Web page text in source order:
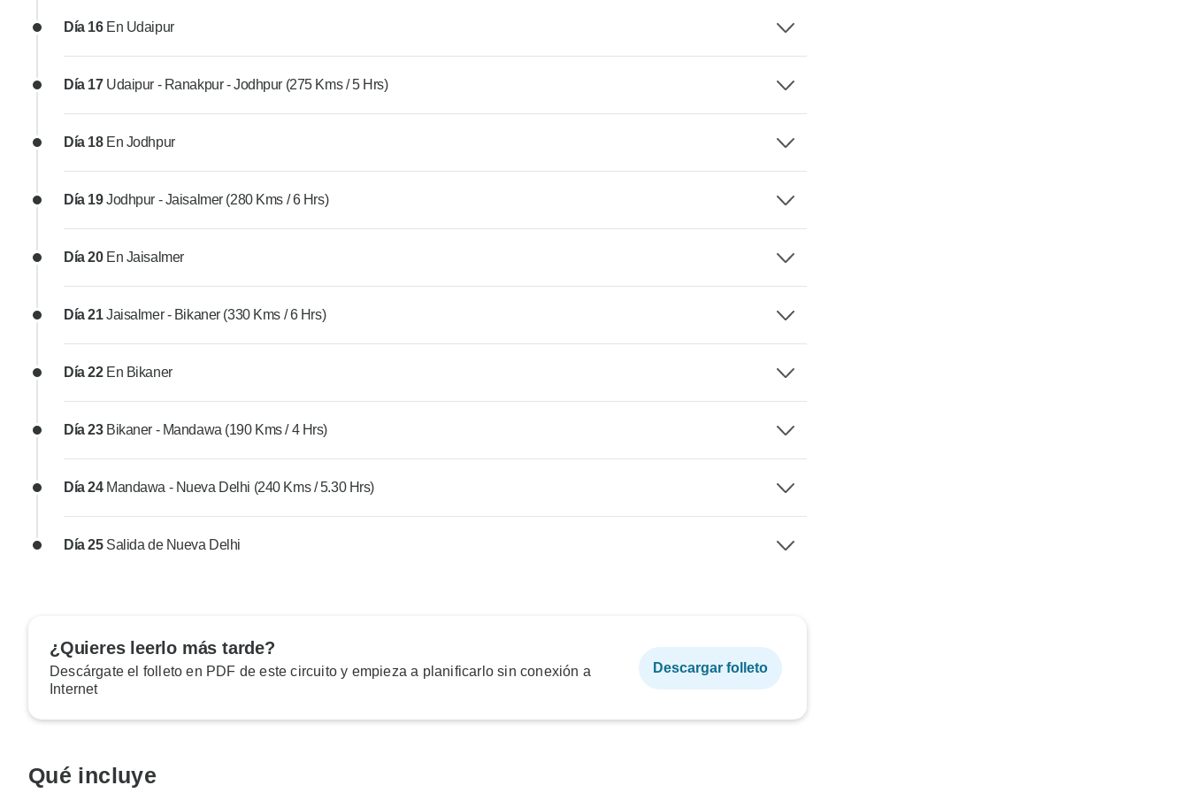
Día 16 En Udaipur
Día 17 Udaipur - Ranakpur - Jodhpur (275 Kms / 5 Hrs)
Día 18 En Jodhpur
Día 19Jodhpur - Jaisalmer (280 Kms / 6 Hrs)
Día 20 En Jaisalmer
Día 21Jaisalmer - Bikaner (330 Kms / 6 Hrs)
Día 22 En Bikaner
Día 23 Bikaner - Mandawa (190 Kms / 4 Hrs)
Día 24 Mandawa - Nueva Delhi (240 Kms / 5.30 Hrs)
Día 25 Salida de Nueva Delhi
¿Quieres leerlo más tarde?
Descárgate el folleto en PDF de este circuito y empieza a planificarlo sin conexión a
Internet
Descargar folleto
Qué incluye